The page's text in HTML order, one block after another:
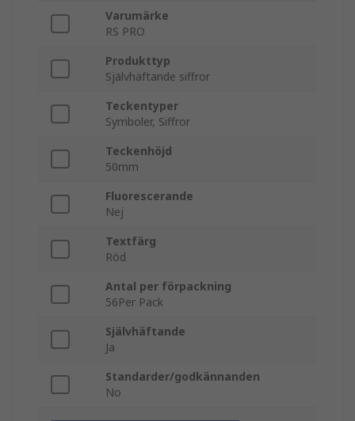
Varumärke
RS PRO
Produkttyp
Självhäftande siffror
Teckentyper
Symboler, Siffror
Teckenhöjd
50mm
Fluorescerande
Nej
Textfärg
Röd
Antal per förpackning
56Per Pack
Självhäftande
Ja
Standarder/godkännanden
No